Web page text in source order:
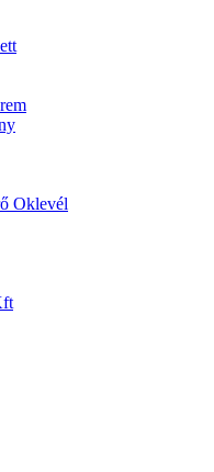
Oklevél